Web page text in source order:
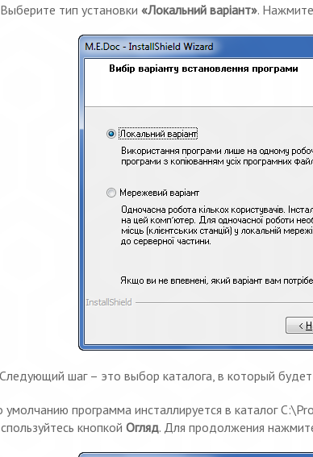
тип установки «Локальний варіант». Нажмите
Следующий шаг – это выбор каталога, в который
умолчанию программа инсталлируется в каталог
кнопкой Огляд. Для продолжения